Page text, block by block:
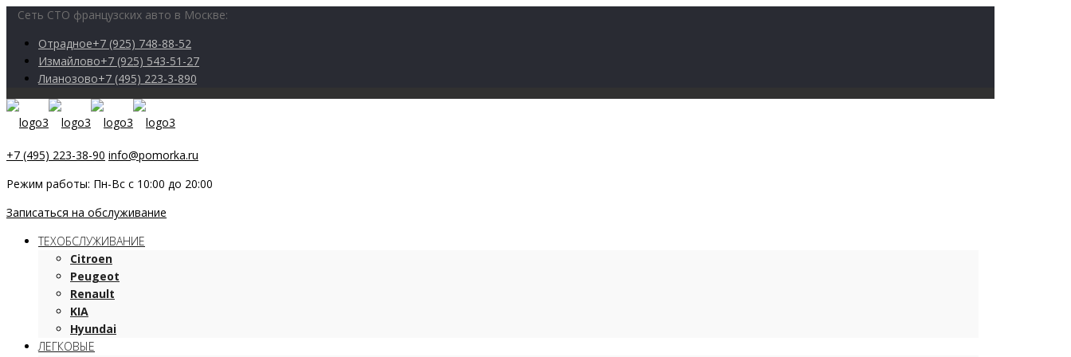
Сеть СТО французских авто в Москве:
Отрадное+7 (925) 748-88-52
Измайлово+7 (925) 543-51-27
Лианозово+7 (495) 223-3-890
+7 (495) 223-38-90 info@pomorka.ru
Режим работы: Пн-Вс с 10:00 до 20:00
Записаться на обслуживание
ТЕХОБСЛУЖИВАНИЕ
Citroen
Peugeot
Renault
KIA
Hyundai
ЛЕГКОВЫЕ